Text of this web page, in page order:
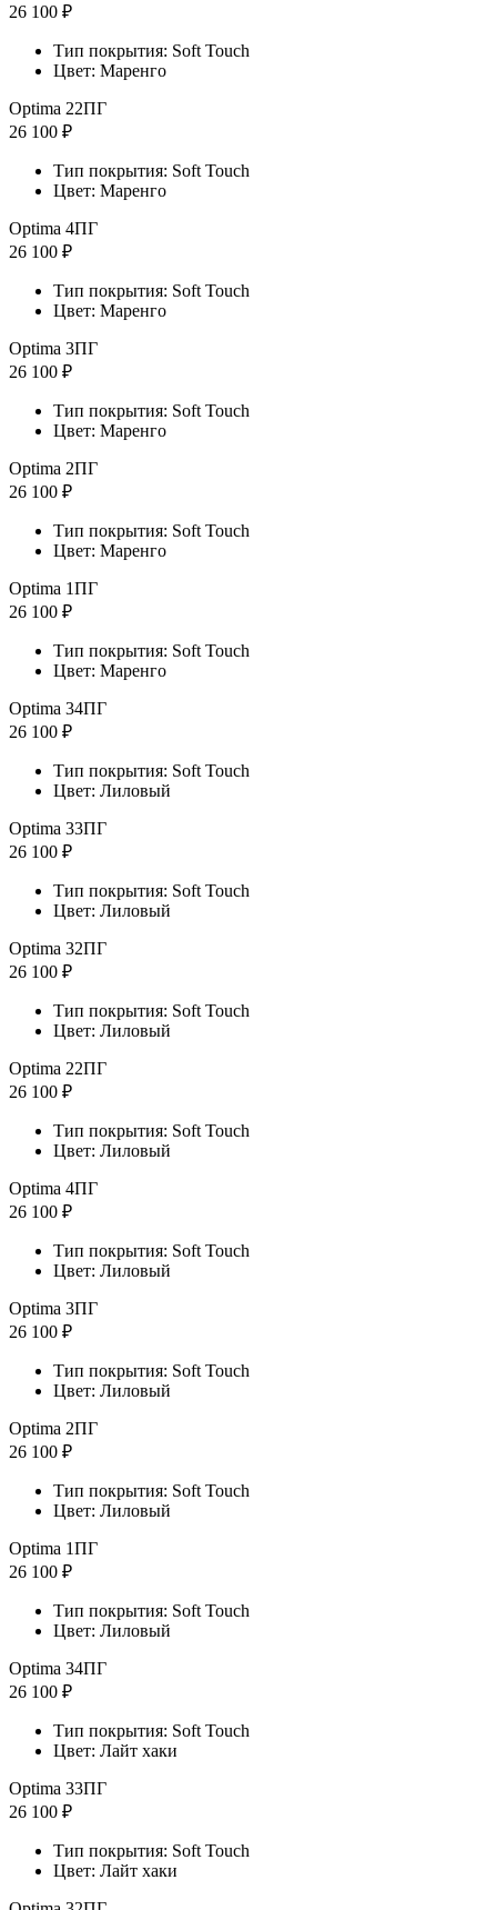
26 100 ₽
Тип покрытия: Soft Touch
Цвет: Маренго
Optima 22ПГ
26 100 ₽
Тип покрытия: Soft Touch
Цвет: Маренго
Optima 4ПГ
26 100 ₽
Тип покрытия: Soft Touch
Цвет: Маренго
Optima 3ПГ
26 100 ₽
Тип покрытия: Soft Touch
Цвет: Маренго
Optima 2ПГ
26 100 ₽
Тип покрытия: Soft Touch
Цвет: Маренго
Optima 1ПГ
26 100 ₽
Тип покрытия: Soft Touch
Цвет: Маренго
Optima 34ПГ
26 100 ₽
Тип покрытия: Soft Touch
Цвет: Лиловый
Optima 33ПГ
26 100 ₽
Тип покрытия: Soft Touch
Цвет: Лиловый
Optima 32ПГ
26 100 ₽
Тип покрытия: Soft Touch
Цвет: Лиловый
Optima 22ПГ
26 100 ₽
Тип покрытия: Soft Touch
Цвет: Лиловый
Optima 4ПГ
26 100 ₽
Тип покрытия: Soft Touch
Цвет: Лиловый
Optima 3ПГ
26 100 ₽
Тип покрытия: Soft Touch
Цвет: Лиловый
Optima 2ПГ
26 100 ₽
Тип покрытия: Soft Touch
Цвет: Лиловый
Optima 1ПГ
26 100 ₽
Тип покрытия: Soft Touch
Цвет: Лиловый
Optima 34ПГ
26 100 ₽
Тип покрытия: Soft Touch
Цвет: Лайт хаки
Optima 33ПГ
26 100 ₽
Тип покрытия: Soft Touch
Цвет: Лайт хаки